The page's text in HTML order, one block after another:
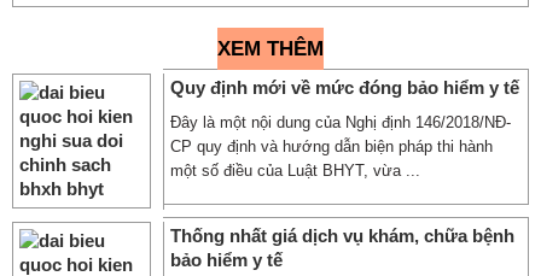
XEM THÊM
Quy định mới về mức đóng bảo hiểm y tế
Đây là một nội dung của Nghị định 146/2018/NĐ-
CP quy định và hướng dẫn biện pháp thi hành
một số điều của Luật BHYT, vừa ...
Thống nhất giá dịch vụ khám, chữa bệnh
bảo hiểm y tế